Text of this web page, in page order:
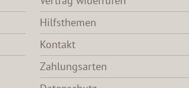
Hilfsthemen
Kontakt
Zahlungsarten